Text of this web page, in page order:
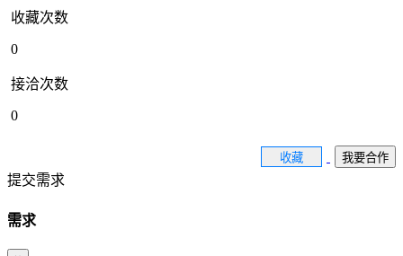
收藏次数
0
接洽次数
0
收藏 我要合作
提交需求
需求